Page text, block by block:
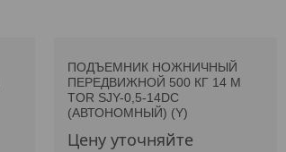
ПОДЪЕМНИК НОЖНИЧНЫЙ
ПЕРЕДВИЖНОЙ 500 КГ 14 М
TOR SJY-0,5-14DC
(АВТОНОМНЫЙ) (Y)
Цену уточняйте